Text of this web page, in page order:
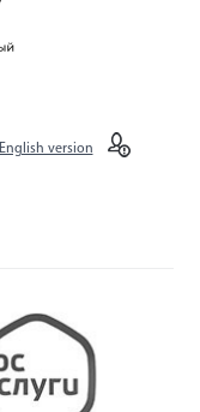
English version